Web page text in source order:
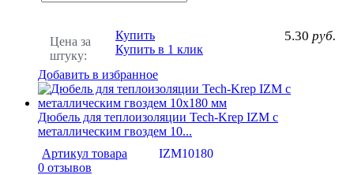
Цена за
штуку:
5.30 руб.
Купить
Купить в 1 клик
Добавить в избранное
Дюбель для теплоизоляции Tech-Krep IZМ с
металлическим гвоздем 10...
Артикул товара
IZM10180
0 отзывов